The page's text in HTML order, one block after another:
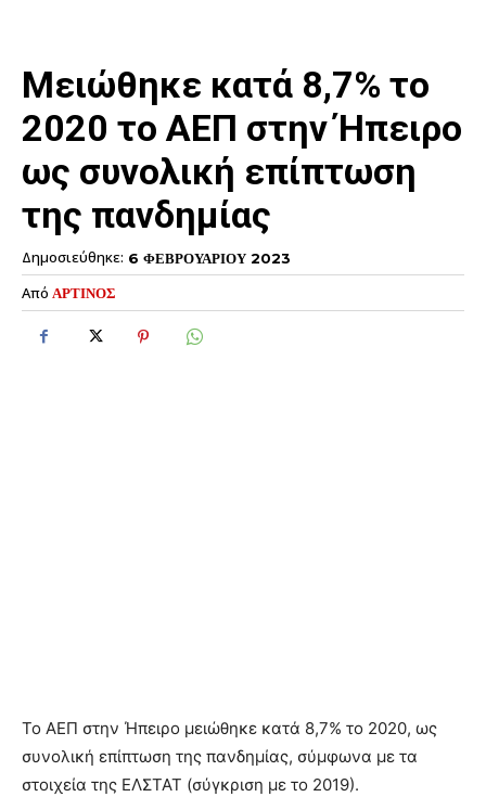
Μειώθηκε κατά 8,7% το
2020 το ΑΕΠ στην Ήπειρο
ως συνολική επίπτωση
της πανδημίας
Δημοσιεύθηκε: 6 ΦΕΒΡΟΥΑΡΙΟΥ 2023
Από ΑΡΤΙΝΟΣ
Το ΑΕΠ στην Ήπειρο μειώθηκε κατά 8,7% το 2020, ως
συνολική επίπτωση της πανδημίας, σύμφωνα με τα
στοιχεία της ΕΛΣΤΑΤ (σύγκριση με το 2019).